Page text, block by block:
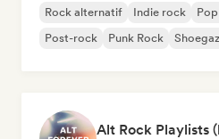
Rock alternatif Indie rock
Post-rock
Punk Rock
Alt Rock Playlists